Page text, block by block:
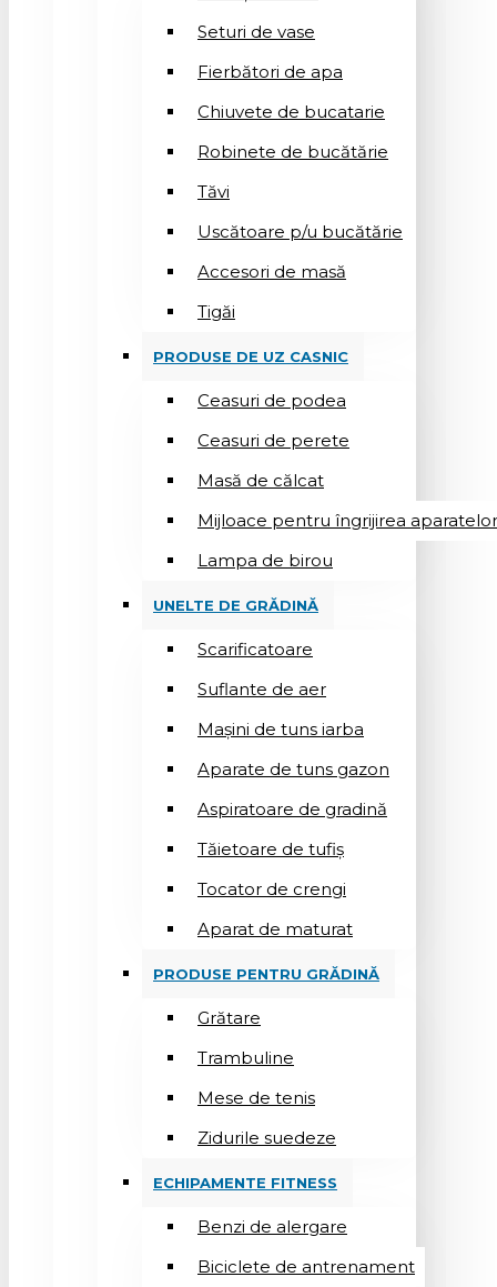
Seturi de vase
Fierbători de apa
Chiuvete de bucatarie
Robinete de bucătărie
Tăvi
Uscătoare p/u bucătărie
Accesori de masă
Tigăi
PRODUSE DE UZ CASNIC
Ceasuri de podea
Ceasuri de perete
Masă de călcat
Mijloace pentru îngrijirea
Lampa de birou
UNELTE DE GRĂDINĂ
Scarificatoare
Suflantе de aer
Mașini de tuns iarba
Aparate de tuns gazon
Aspiratoare de gradină
Tăietoare de tufiș
Tocator de crengi
Aparat de maturat
PRODUSE PENTRU GRĂDINĂ
Grătare
Trambuline
Mese de tenis
Zidurile suedeze
ECHIPAMENTE FITNESS
Benzi de alergare
Biciclete de antrenament